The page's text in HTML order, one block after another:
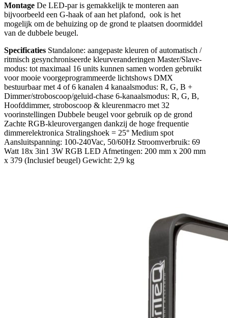
Montage De LED-par is gemakkelijk te monteren aan
bijvoorbeeld een G-haak of aan het plafond, ook is het
mogelijk om de behuizing op de grond te plaatsen doormiddel
van de dubbele beugel.
Specificaties Standalone: aangepaste kleuren of automatisch /
ritmisch gesynchroniseerde kleurveranderingen Master/Slave-
modus: tot maximaal 16 units kunnen samen worden gebruikt
voor mooie voorgeprogrammeerde lichtshows DMX
bestuurbaar met 4 of 6 kanalen 4 kanaalsmodus: R, G, B +
Dimmer/stroboscoop/geluid-chase 6-kanaalsmodus: R, G, B,
Hoofddimmer, stroboscoop & kleurenmacro met 32
voorinstellingen Dubbele beugel voor gebruik op de grond
Zachte RGB-kleurovergangen dankzij de hoge frequentie
dimmerelektronica Stralingshoek = 25° Medium spot
Aansluitspanning: 100-240Vac, 50/60Hz Stroomverbruik: 69
Watt 18x 3in1 3W RGB LED Afmetingen: 200 mm x 200 mm
x 379 (Inclusief beugel) Gewicht: 2,9 kg